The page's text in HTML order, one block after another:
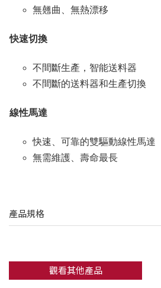
無翹曲、無熱漂移
快速切換
不間斷生產，智能送料器
不間斷的送料器和生產切換
線性馬達
快速、可靠的雙驅動線性馬達
無需維護、壽命最長
產品規格
觀看其他產品